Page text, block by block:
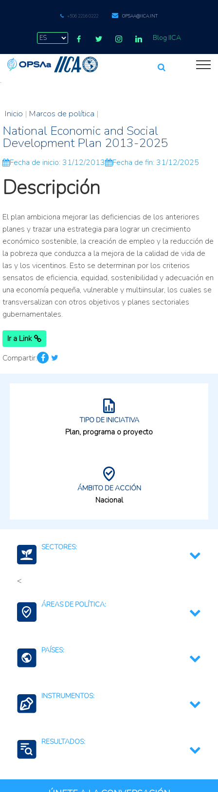
+506 2216 0222 OPSAA@IICA.INT
Blog IICA
.
Inicio | Marcos de política |
National Economic and Social
Development Plan 2013-2025
Fecha de inicio: 31/12/2013 Fecha de fin: 31/12/2025
Descripción
El plan ambiciona mejorar las deficiencias de los anteriores
planes y trazar una estrategia para lograr un crecimiento
económico sostenible, la creación de empleo y la reducción de
la pobreza que conduzca a la mejora de la calidad de vida de
las y los vicentinos. Esto se determinan por los criterios
sensatos de eficiencia, equidad, sostenibilidad y adecuación en
una economía pequeña, vulnerable y multiinsular, los cuales se
transversalizan con otros objetivos y planes sectoriales
gubernamentales.
Ir a Link
Compartir:
TIPO DE INICIATIVA
Plan, programa o proyecto
ÁMBITO DE ACCIÓN
Nacional
SECTORES:
<
tubérculos
ÁREAS DE POLÍTICA:
PAÍSES:
INSTRUMENTOS:
RESULTADOS: